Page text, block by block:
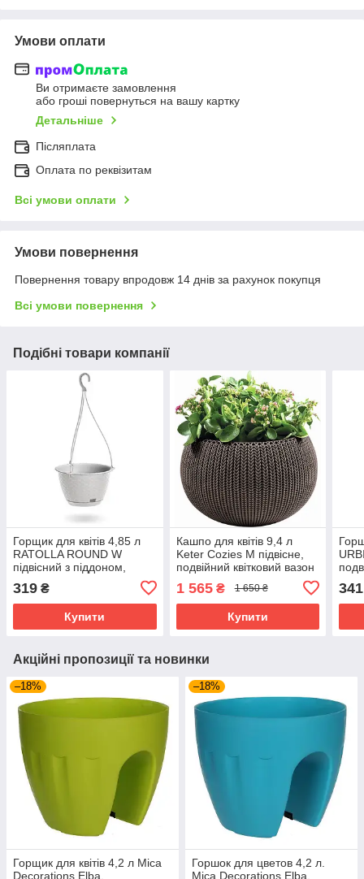
Умови оплати
Ви отримаєте замовлення
або гроші повернуться на вашу картку
Детальніше
Післяплата
Оплата по реквізитам
Всі умови оплати
Умови повернення
Повернення товару впродовж 14 днів за рахунок покупця
Всі умови повернення
Подібні товари компанії
Горщик для квітів 4,85 л
RATOLLA ROUND W
підвісний з піддоном,
пластиковий під ротанг,
білий
319 ₴
Купити
Кашпо для квітів 9,4 л
Keter Cozies M підвісне,
подвійний квітковий вазон
коричневий
1 565₴ 1 650 ₴
Купити
341
Акційні пропозиції та новинки
–18%
Горщик для квітів 4,2 л Mica
Decorations Elba,
–18%
Горшок для цветов 4,2 л.
Mica Decorations Elba,